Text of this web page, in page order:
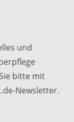
und
bitte mit
Newsletter.